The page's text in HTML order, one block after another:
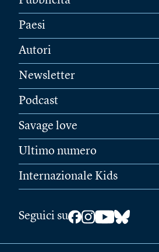
Paesi
Autori
Newsletter
Podcast
Savage love
Ultimo numero
Internazionale Kids
Seguici su